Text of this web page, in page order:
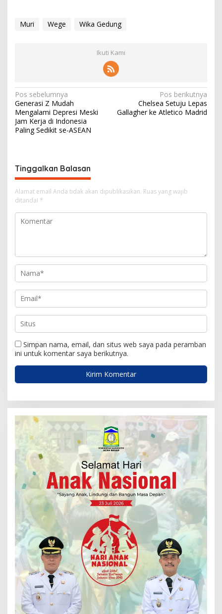
Muri Wege Wika Gedung
Ikuti Kami
N
a
v
i
a
s
i
p
o
Pos sebelumnya
Generasi Z Mudah
Mengalami Depresi Meski
Jam Kerja di Indonesia
Paling Sedikit se-ASEAN
Pos berikutnya
Chelsea Setuju Lepas
Gallagher ke Atletico Madrid
Tinggalkan Balasan
Alamat email Anda tidak akan dipublikasikan. Ruas yang wajib
ditandai *
Simpan nama, email, dan situs web saya pada peramban
ini untuk komentar saya berikutnya.